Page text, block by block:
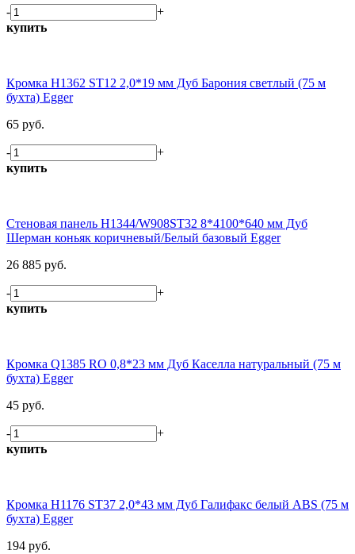
-
+
купить
Кромка H1362 ST12 2,0*19 мм Дуб Барония светлый (75 м
бухта) Egger
65 руб.
-
+
купить
Стеновая панель H1344/W908ST32 8*4100*640 мм Дуб
Шерман коньяк коричневый/Белый базовый Egger
26 885 руб.
-
+
купить
Кромка Q1385 RO 0,8*23 мм Дуб Каселла натуральный (75 м
бухта) Egger
45 руб.
-
+
купить
Кромка H1176 ST37 2,0*43 мм Дуб Галифакс белый ABS (75 м
бухта) Egger
194 руб.